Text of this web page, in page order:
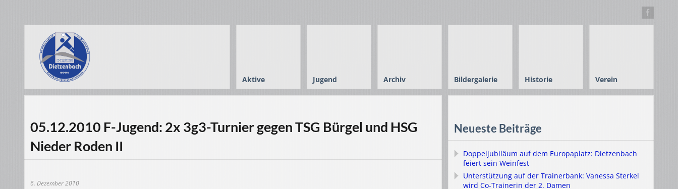
Aktive Jugend Archiv Bildergalerie Historie Verein
05.12.2010 F-Jugend: 2x 3g3-Turnier gegen TSG Bürgel und HSG
Nieder Roden II
6. Dezember 2010
Neueste Beiträge
Doppeljubiläum auf dem Europaplatz: Dietzenbach
feiert sein Weinfest
Unterstützung auf der Trainerbank: Vanessa Sterkel
wird Co-Trainerin der 2. Damen